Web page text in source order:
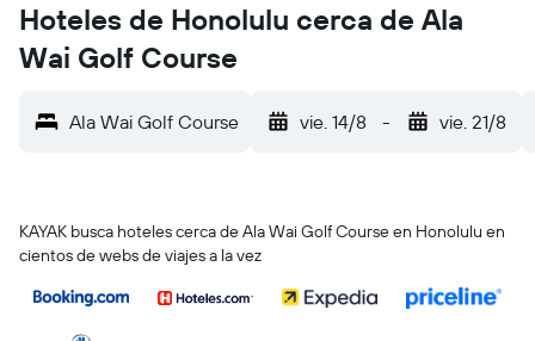
Hoteles de Honolulu cerca de Ala
Wai Golf Course
Ala Wai Golf Course vie. 14/8 - vie. 21/8
KAYAK busca hoteles cerca de Ala Wai Golf Course en Honolulu en
cientos de webs de viajes a la vez